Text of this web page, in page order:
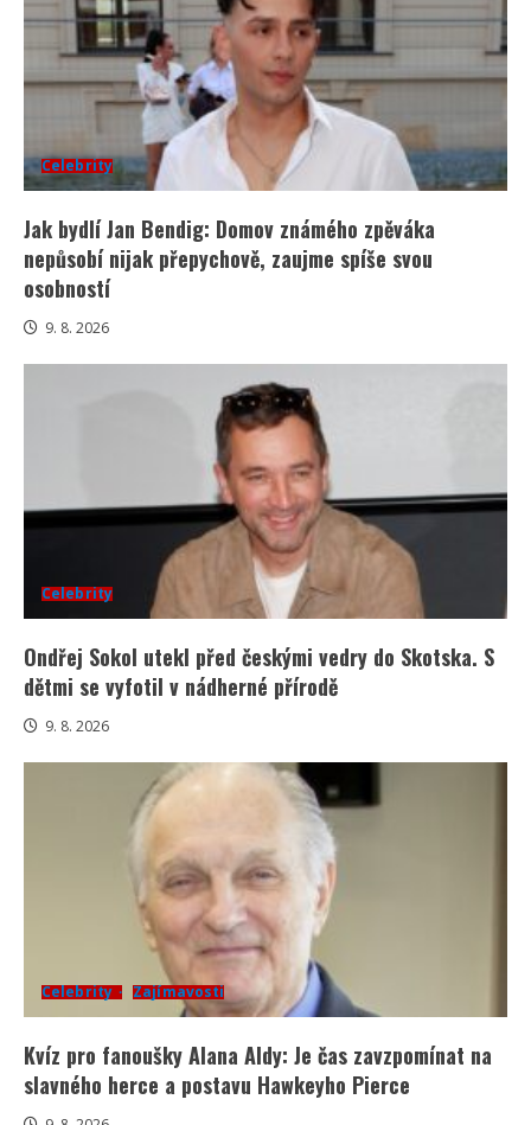
Celebrity
Jak bydlí Jan Bendig: Domov známého zpěváka
nepůsobí nijak přepychově, zaujme spíše svou
osobností
9. 8. 2026
Celebrity
Ondřej Sokol utekl před českými vedry do Skotska. S
dětmi se vyfotil v nádherné přírodě
9. 8. 2026
Celebrity Zajímavosti
Kvíz pro fanoušky Alana Aldy: Je čas zavzpomínat na
slavného herce a postavu Hawkeyho Pierce